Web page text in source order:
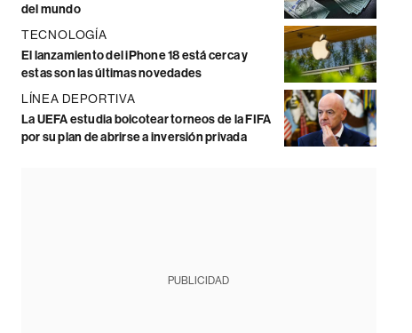
del mundo
TECNOLOGÍA
El lanzamiento del iPhone 18 está cerca y
estas son las últimas novedades
LÍNEA DEPORTIVA
La UEFA estudia boicotear torneos de la FIFA
por su plan de abrirse a inversión privada
PUBLICIDAD